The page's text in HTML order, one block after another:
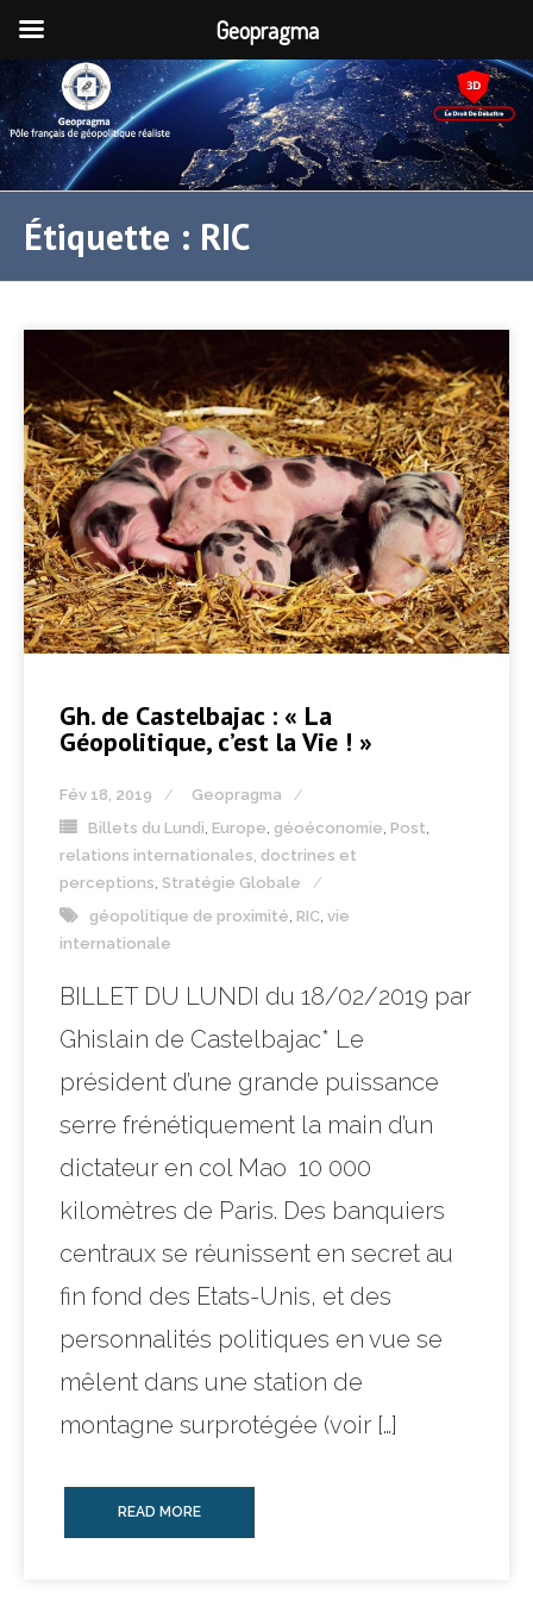
Étiquette : RIC
Gh. de Castelbajac : « La
Géopolitique, c’est la Vie ! »
Fév 18, 2019
Geopragma
Billets du Lundi Europe géoéconomie Post
relations internationales, doctrines et
perceptions Stratégie Globale
géopolitique de proximité RIC vie
internationale
BILLET DU LUNDI du 18/02/2019 par
Ghislain de Castelbajac* Le
président d’une grande puissance
serre frénétiquement la main d’un
dictateur en col Mao 10 000
kilomètres de Paris. Des banquiers
centraux se réunissent en secret au
fin fond des Etats-Unis, et des
personnalités politiques en vue se
mêlent dans une station de
montagne surprotégée (voir […]
READ MORE
Geopragma